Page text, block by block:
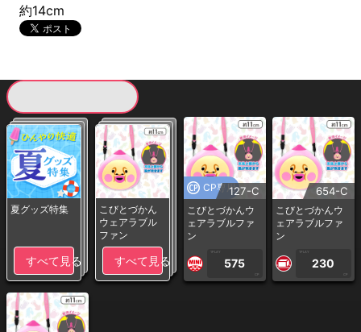
約14cm
夏グッズ特集
すべて見る
こびとづかん
ウェアラブル
ファン
すべて見る
CP専用127-C
こびとづかんウ
ェアラブルファ
ン
1PLAY
575
CP
654-C
こびとづかんウ
ェアラブルファ
ン
1PLAY
230
CP